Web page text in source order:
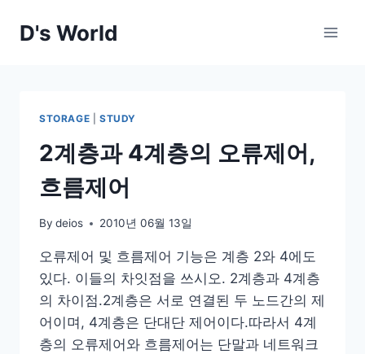
D's World
STORAGE STUDY
2계층과 4계층의 오류제어,
흐름제어
By deios 2010년 06월 13일
오류제어 및 흐름제어 기능은 계층 2와 4에도
있다. 이들의 차잇점을 쓰시오. 2계층과 4계층
의 차이점.2계층은 서로 연결된 두 노드간의 제
어이며, 4계층은 단대단 제어이다.따라서 4계
층의 오류제어와 흐름제어는 단말과 네트워크